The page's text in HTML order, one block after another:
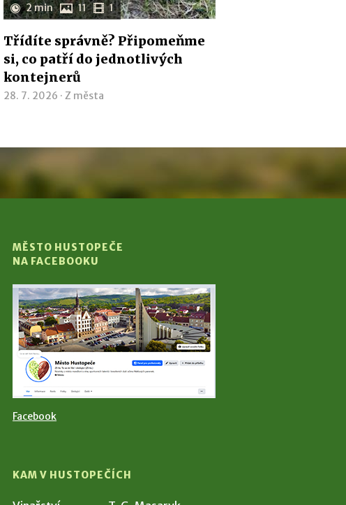
2 min 11 1
Třídíte správně? Připomeňme
si, co patří do jednotlivých
kontejnerů
28. 7. 2026 ·Z města
MĚSTO HUSTOPEČE
NA FACEBOOKU
Facebook
KAM V HUSTOPEČÍCH